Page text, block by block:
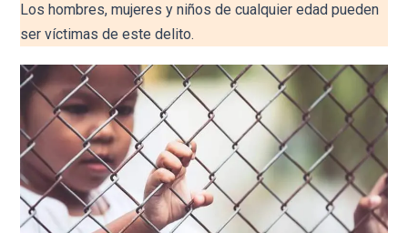
Los hombres, mujeres y niños de cualquier edad pueden
ser víctimas de este delito.